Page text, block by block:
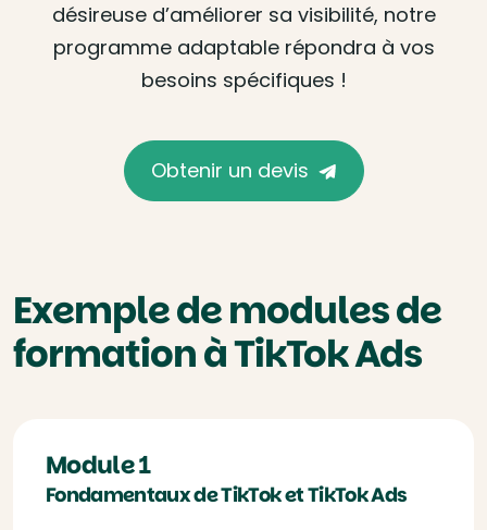
désireuse d’améliorer sa visibilité, notre
programme adaptable répondra à vos
besoins spécifiques !
Obtenir un devis
Exemple de modules de
formation à TikTok Ads
Module 1
Fondamentaux de TikTok et TikTok Ads